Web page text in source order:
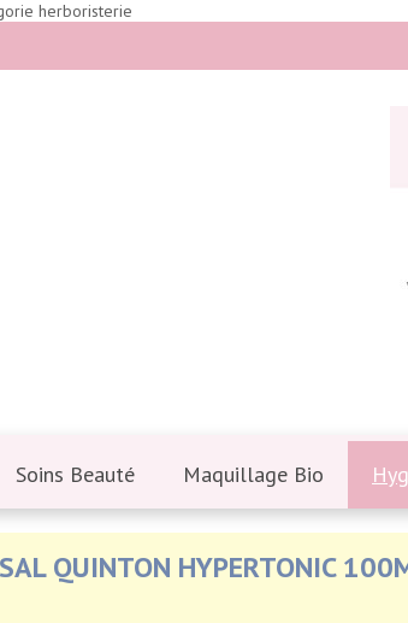
Soins Beauté Maquillage Bio
QUINTON HYPERTONIC